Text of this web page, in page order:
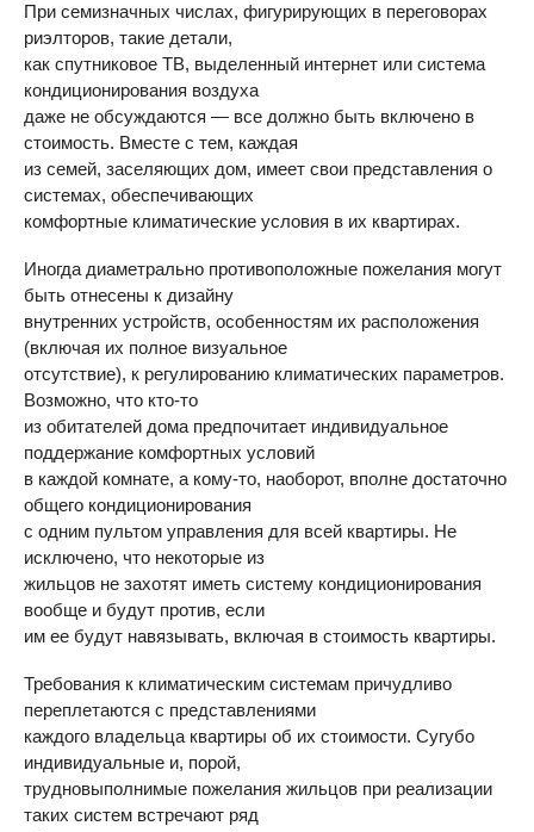
При семизначных числах, фигурирующих в переговорах
риэлторов, такие детали,
как спутниковое ТВ, выделенный интернет или система
кондиционирования воздуха
даже не обсуждаются — все должно быть включено в
стоимость. Вместе с тем, каждая
из семей, заселяющих дом, имеет свои представления о
системах, обеспечивающих
комфортные климатические условия в их квартирах.
Иногда диаметрально противоположные пожелания могут
быть отнесены к дизайну
внутренних устройств, особенностям их расположения
(включая их полное визуальное
отсутствие), к регулированию климатических параметров.
Возможно, что кто-то
из обитателей дома предпочитает индивидуальное
поддержание комфортных условий
в каждой комнате, а кому-то, наоборот, вполне достаточно
общего кондиционирования
с одним пультом управления для всей квартиры. Не
исключено, что некоторые из
жильцов не захотят иметь систему кондиционирования
вообще и будут против, если
им ее будут навязывать, включая в стоимость квартиры.
Требования к климатическим системам причудливо
переплетаются с представлениями
каждого владельца квартиры об их стоимости. Сугубо
индивидуальные и, порой,
трудновыполнимые пожелания жильцов при реализации
таких систем встречают ряд